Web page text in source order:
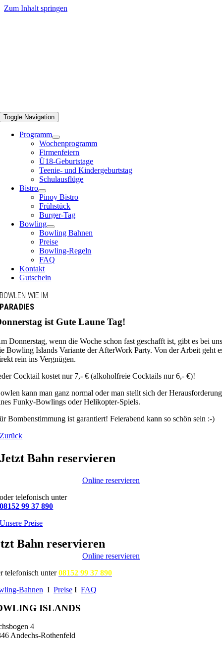
Zum Inhalt springen
Toggle Navigation
Programm
Wochenprogramm
Firmenfeiern
Ü18-Geburtstage
Teenie- und Kindergeburtstag
Schulausflüge
Bistro
Pinoy Bistro
Frühstück
Burger-Tag
Bowling
Bowling Bahnen
Preise
Bowling-Regeln
FAQ
Kontakt
Gutschein
BOWLEN WIE IM
PARADIES
ist Gute Laune Tag!
Donnerstag, wenn die Woche schon fast geschafft ist, gibt es bei
Bowling Islands Variante der AfterWork Party. Von der Arbeit geht
rein ins Vergnügen.
Cocktail kostet nur 7,- € (alkoholfreie Cocktails nur 6,- €)!
kann man ganz normal oder man stellt sich der Herausforderung
Funky-Bowlings oder Helikopter-Spiels.
Bombenstimmung ist garantiert! Feierabend kann so schön sein :-)
Zurück
Jetzt Bahn reservieren
Online reservieren
oder telefonisch unter
08152 99 37 890
Unsere Preise
Bahn reservieren
Online reservieren
telefonisch unter08152 99 37 890
Bahnen I Preise I FAQ
ISLANDS
4
Andechs-Rothenfeld